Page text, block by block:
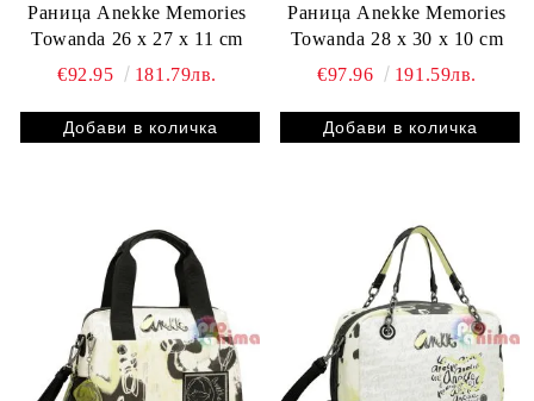
Раница Anekke Memories
Towanda 26 x 27 x 11 cm
€92.95
181.79лв.
Раница Anekke Memories
Towanda 28 x 30 x 10 cm
€97.96
191.59лв.